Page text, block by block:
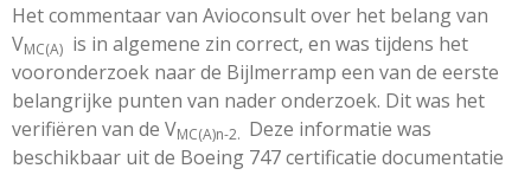
Het commentaar van Avioconsult over het belang van
VMC(A) is in algemene zin correct, en was tijdens het
vooronderzoek naar de Bijlmerramp een van de eerste
belangrijke punten van nader onderzoek. Dit was het
verifiëren van de VMC(A)n-2. Deze informatie was
beschikbaar uit de Boeing 747 certificatie documentatie